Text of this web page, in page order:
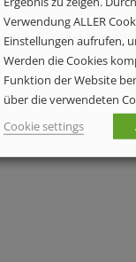
please
Verwendung ALLER
Einstellungen aufrufen,
Werden die Cookies
Funktion der Website
über die verwendeten
Cookie settings